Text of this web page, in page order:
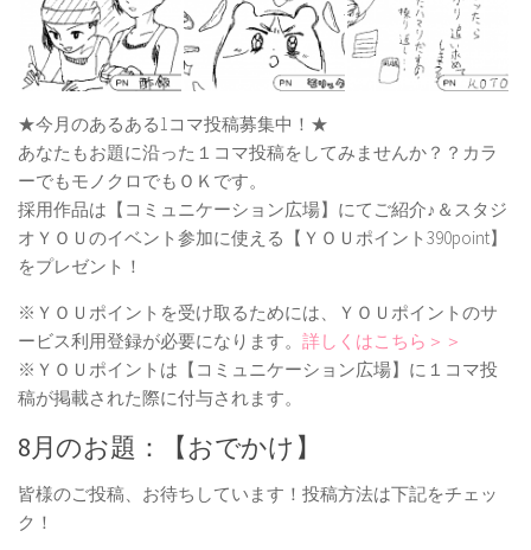
★今月のあるある1コマ投稿募集中！★
あなたもお題に沿った１コマ投稿をしてみませんか？？カラ
ーでもモノクロでもＯＫです。
採用作品は【コミュニケーション広場】にてご紹介♪＆スタジ
オＹＯＵのイベント参加に使える【ＹＯＵポイント390point】
をプレゼント！
※ＹＯＵポイントを受け取るためには、ＹＯＵポイントのサ
ービス利用登録が必要になります。 詳しくはこちら＞＞
※ＹＯＵポイントは【コミュニケーション広場】に１コマ投
稿が掲載された際に付与されます。
8月のお題：【おでかけ】
皆様のご投稿、お待ちしています！投稿方法は下記をチェッ
ク！